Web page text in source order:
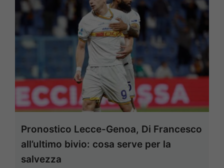
Pronostico Lecce-Genoa, Di Francesco
all’ultimo bivio: cosa serve per la
salvezza